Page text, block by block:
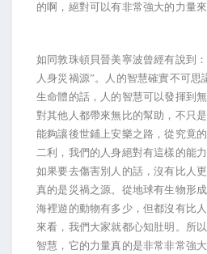
的啊，絕對可以有非常強大的力量
如同敦珠頓貝晉美寧波曾經有說到
人身災禍源”。人的智慧確實不可思
生命體的話，人的智慧可以發揮到
對其他人都帶來無比的幫助，不只
能夠讓後世鋪上安樂之路，從究竟
二利，我們的人身絕對有這樣的能
如果要去傷害別人的話，沒有比人
真的是災禍之源。從地球有生物形
海裡遊的動物有多少，但都沒有比
來看，我們大家就都心知肚明。所
智慧，它的力量真的是非常非常強